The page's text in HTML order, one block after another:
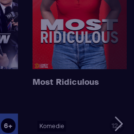
Most Ridiculous
6+ Komedie 12+